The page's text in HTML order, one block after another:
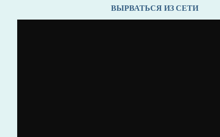
ВЫРВАТЬСЯ ИЗ СЕТИ